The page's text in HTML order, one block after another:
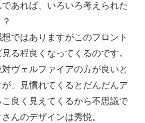
あれば、いろいろ考えられた
ではありますがこのフロント
る程良くなってくるのです。
ヴェルファイアの方が良いと
、見慣れてくるとだんだんア
良く見えてくるから不思議で
んのデザインは秀悦。